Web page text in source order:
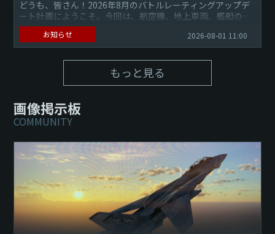
どうも、皆さん！2026年8月のバトルレーティングアップデ
ート計画にようこそ。今回は、航空機、地上車両、艦艇の
BR（バトルレーティング）の変更を実施予定です
お知らせ 2026-08-01 11:00
もっと見る
画像掲示板
COMMUNITY